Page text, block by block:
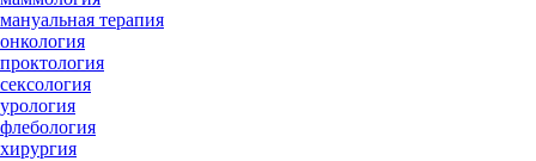
мануальная терапия
онкология
проктология
сексология
урология
флебология
хирургия